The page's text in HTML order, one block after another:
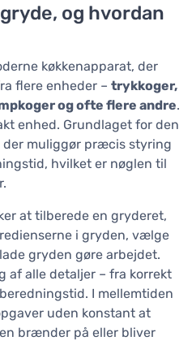
og hvordan
køkkenapparat, der
flere enheder – trykkoger,
og ofte flere andre.
enhed. Grundlaget for den
der muliggør præcis styring
hvilket er nøglen til
at tilberede en gryderet,
i gryden, vælge
gryden gøre arbejdet.
af alle detaljer – fra korrekt
I mellemtiden
uden konstant at
brænder på eller bliver